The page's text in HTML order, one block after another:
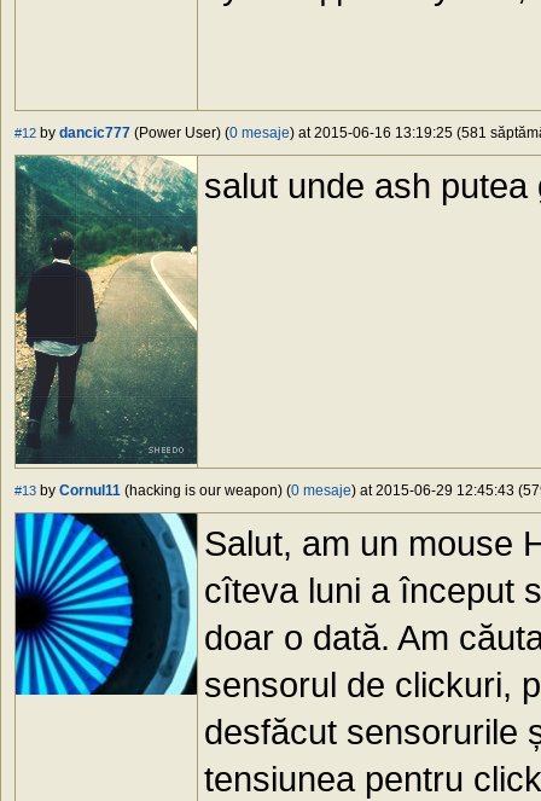
#12 by dancic777 (Power User) (0 mesaje) at 2015-06-16 13:19:25 (581
salut unde ash
#13 by Cornul11 (hacking is our weapon) (0 mesaje) at 2015-06-29 12:45:43
Salut, am un mouse
cîteva luni a început
doar o dată. Am
sensorul de clickuri,
desfăcut sensorurile
tensiunea pentru